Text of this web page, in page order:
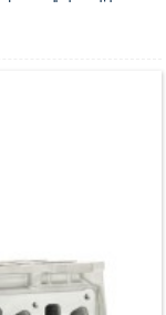
ောက်အထားပြမှုလက်မှတ်၊
ောအသုံးဝင်သော